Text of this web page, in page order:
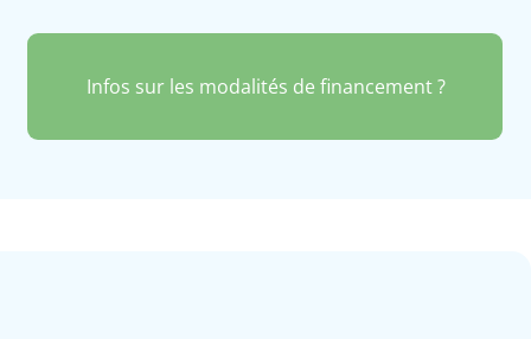
Infos sur les modalités de financement ?